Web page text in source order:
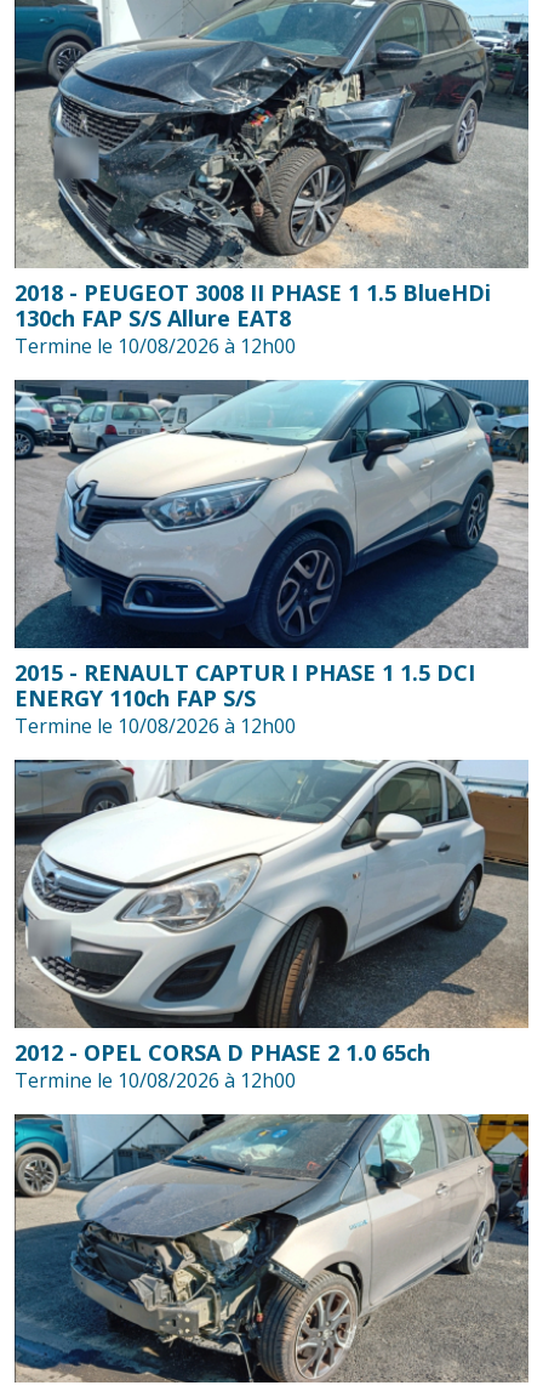
2018 - PEUGEOT 3008 II PHASE 1 1.5 BlueHDi
130ch FAP S/S Allure EAT8
Termine le 10/08/2026 à 12h00
2015 - RENAULT CAPTUR I PHASE 1 1.5 DCI
ENERGY 110ch FAP S/S
Termine le 10/08/2026 à 12h00
2012 - OPEL CORSA D PHASE 2 1.0 65ch
Termine le 10/08/2026 à 12h00